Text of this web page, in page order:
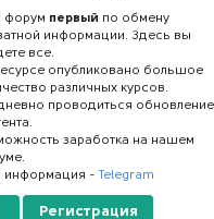
kursstore@mail.ru
Обратная связь
Конфиденциальность
Правообладателям
форум первый по обмену
информации. Здесь вы
все.
опубликовано большое
различных курсов.
проводиться обновление
заработка на нашем
информация -Telegram
Регистрация